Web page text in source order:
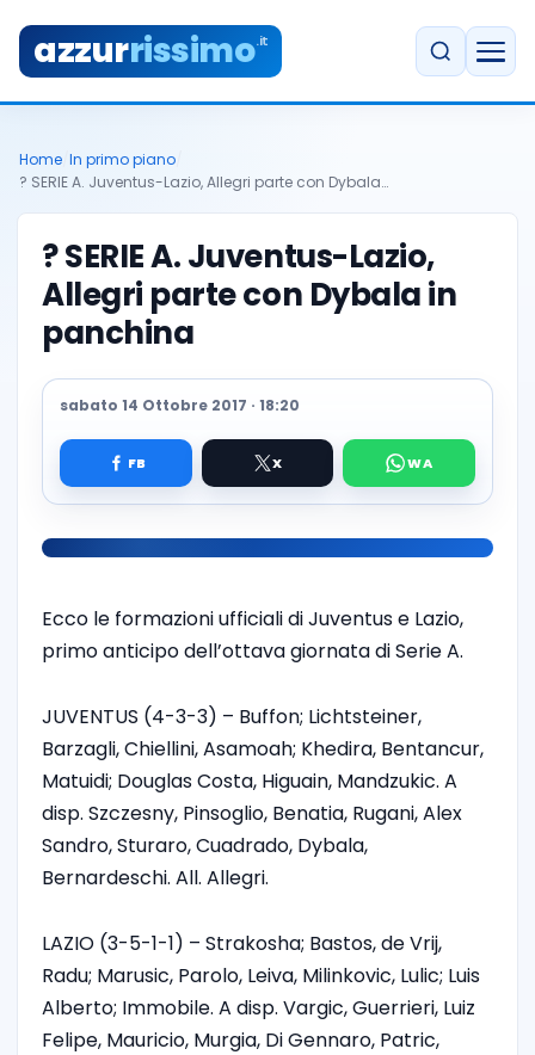
azzurrissimo.it
Home In primo piano
?️ SERIE A. Juventus-Lazio, Allegri parte con Dybala…
?️ SERIE A. Juventus-Lazio,
Allegri parte con Dybala in
panchina
sabato 14 Ottobre 2017 · 18:20
Ecco le formazioni ufficiali di Juventus e Lazio,
primo anticipo dell’ottava giornata di Serie A.
JUVENTUS (4-3-3) – Buffon; Lichtsteiner,
Barzagli, Chiellini, Asamoah; Khedira, Bentancur,
Matuidi; Douglas Costa, Higuain, Mandzukic. A
disp. Szczesny, Pinsoglio, Benatia, Rugani, Alex
Sandro, Sturaro, Cuadrado, Dybala,
Bernardeschi. All. Allegri.
LAZIO (3-5-1-1) – Strakosha; Bastos, de Vrij,
Radu; Marusic, Parolo, Leiva, Milinkovic, Lulic; Luis
Alberto; Immobile. A disp. Vargic, Guerrieri, Luiz
Felipe, Mauricio, Murgia, Di Gennaro, Patric,